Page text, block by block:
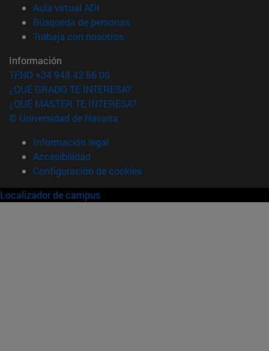
Aula virtual ADI
Búsqueda de personas(abre en nueva ventana)
Trabaja con nosotros(abre en nueva ventana)
Información
TFNO +34 948 42 56 00
¿QUÉ GRADO TE INTERESA?
¿QUÉ MÁSTER TE INTERESA?
© Universidad de Navarra
Información legal
Accesibilidad
Configuración de cookies
Localizador de campus